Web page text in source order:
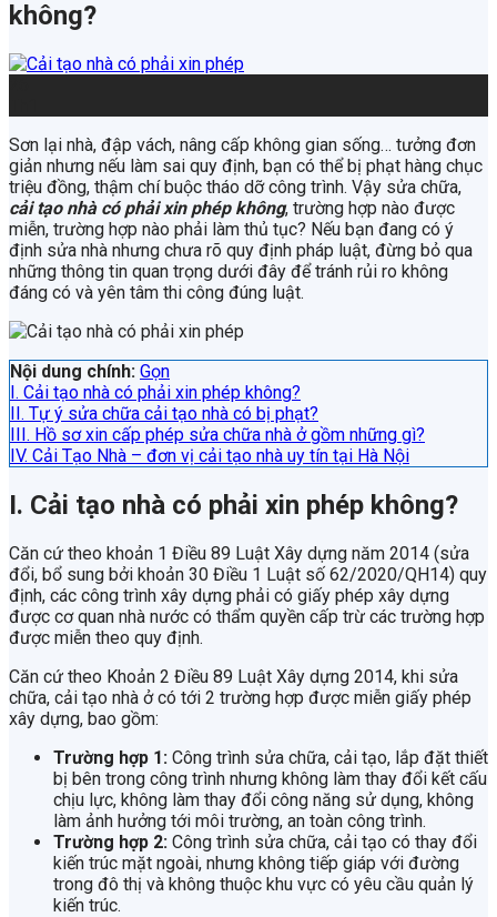
không?
Sơn lại nhà, đập vách, nâng cấp không gian sống… tưởng đơn
giản nhưng nếu làm sai quy định, bạn có thể bị phạt hàng chục
triệu đồng, thậm chí buộc tháo dỡ công trình. Vậy sửa chữa,
cải tạo nhà có phải xin phép không, trường hợp nào được
miễn, trường hợp nào phải làm thủ tục? Nếu bạn đang có ý
định sửa nhà nhưng chưa rõ quy định pháp luật, đừng bỏ qua
những thông tin quan trọng dưới đây để tránh rủi ro không
đáng có và yên tâm thi công đúng luật.
Nội dung chính: Gọn
I. Cải tạo nhà có phải xin phép không?
II. Tự ý sửa chữa cải tạo nhà có bị phạt?
III. Hồ sơ xin cấp phép sửa chữa nhà ở gồm những gì?
IV. Cải Tạo Nhà – đơn vị cải tạo nhà uy tín tại Hà Nội
I. Cải tạo nhà có phải xin phép không?
Căn cứ theo khoản 1 Điều 89 Luật Xây dựng năm 2014 (sửa
đổi, bổ sung bởi khoản 30 Điều 1 Luật số 62/2020/QH14) quy
định, các công trình xây dựng phải có giấy phép xây dựng
được cơ quan nhà nước có thẩm quyền cấp trừ các trường hợp
được miễn theo quy định.
Căn cứ theo Khoản 2 Điều 89 Luật Xây dựng 2014, khi sửa
chữa, cải tạo nhà ở có tới 2 trường hợp được miễn giấy phép
xây dựng, bao gồm:
Trường hợp 1: Công trình sửa chữa, cải tạo, lắp đặt thiết
bị bên trong công trình nhưng không làm thay đổi kết cấu
chịu lực, không làm thay đổi công năng sử dụng, không
làm ảnh hưởng tới môi trường, an toàn công trình.
Trường hợp 2: Công trình sửa chữa, cải tạo có thay đổi
kiến trúc mặt ngoài, nhưng không tiếp giáp với đường
trong đô thị và không thuộc khu vực có yêu cầu quản lý
kiến trúc.